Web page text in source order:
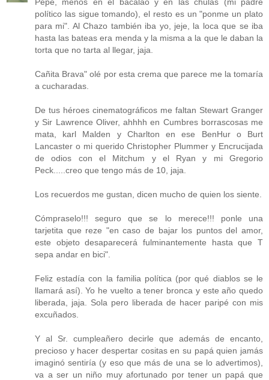
político las sigue tomando), el resto es un "ponme un plato
para mi". Al Chazo también iba yo, jeje, la loca que se iba
hasta las bateas era menda y la misma a la que le daban la
torta que no tarta al llegar, jaja.
Cañita Brava" olé por esta crema que parece me la tomaría
a cucharadas.
De tus héroes cinematográficos me faltan Stewart Granger
y Sir Lawrence Oliver, ahhhh en Cumbres borrascosas me
mata, karl Malden y Charlton en ese BenHur o Burt
Lancaster o mi querido Christopher Plummer y Encrucijada
de odios con el Mitchum y el Ryan y mi Gregorio
Peck.....creo que tengo más de 10, jaja.
Los recuerdos me gustan, dicen mucho de quien los siente.
Cómpraselo!!! seguro que se lo merece!!! ponle una
tarjetita que reze "en caso de bajar los puntos del amor,
este objeto desaparecerá fulminantemente hasta que T
sepa andar en bici".
Feliz estadía con la familia política (por qué diablos se le
llamará así). Yo he vuelto a tener bronca y este año quedo
liberada, jaja. Sola pero liberada de hacer paripé con mis
excuñados.
Y al Sr. cumpleañero decirle que además de encanto,
precioso y hacer despertar cositas en su papá quien jamás
imaginó sentiría (y eso que más de una se lo advertimos),
va a ser un niño muy afortunado por tener un papá que